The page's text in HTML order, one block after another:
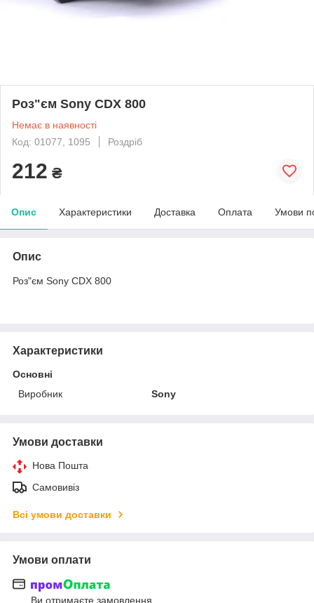
Роз"єм Sony CDX 800
Немає в наявності
Код: 01077, 1095
Роздріб
212 ₴
Опис Характеристики Доставка Оплата Умови
Опис
Роз"єм Sony CDX 800
Характеристики
Основні
Виробник
Sony
Умови доставки
Нова Пошта
Самовивіз
Всі умови доставки
Умови оплати
Ви отримаєте замовлення